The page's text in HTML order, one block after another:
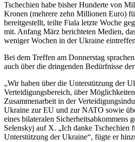
Tschechien habe bisher Hunderte von
Kronen (mehrere zehn Millionen Euro)
bereitgestellt, teilte Fiala letzte Woche
mit. Anfang März berichteten Medien,
weniger Wochen in der Ukraine
Bei dem Treffen am Donnerstag
auch über die dringenden Bedürfnisse
„Wir haben über die Unterstützung der
Verteidigungsbereich, über
Zusammenarbeit in der
Ukraine zur EU und zur NATO sowie
eines bilateralen Sicherheitsabkommens
Selenskyj auf X. „Ich danke Tschechien
Unterstützung der Ukraine“, fügte er